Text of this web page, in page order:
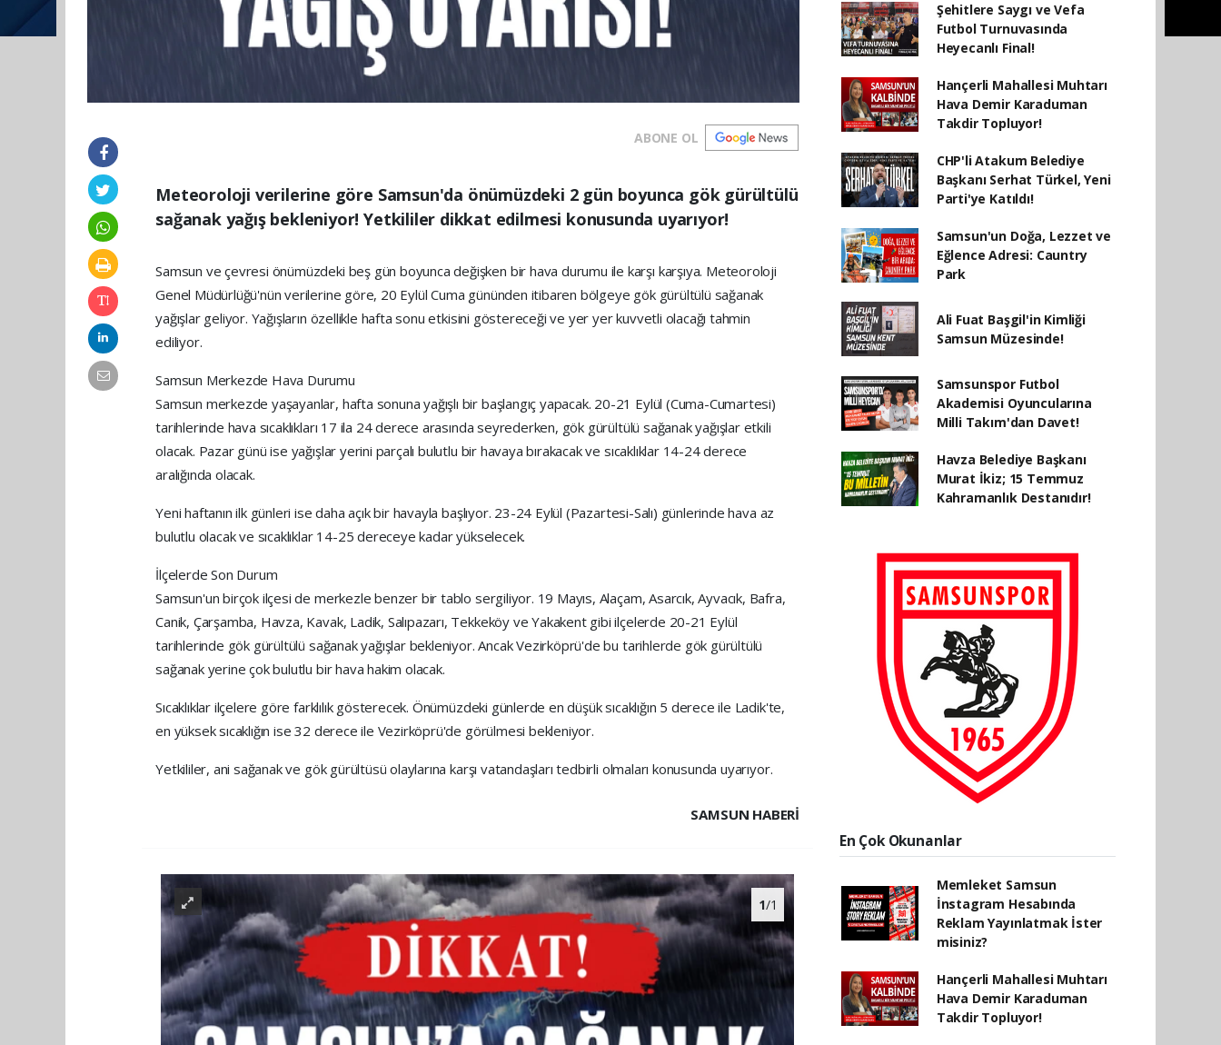
ABONE OL
Meteoroloji verilerine göre Samsun'da önümüzdeki 2 gün boyunca gök gürültülü
sağanak yağış bekleniyor! Yetkililer dikkat edilmesi konusunda uyarıyor!
Samsun ve çevresi önümüzdeki beş gün boyunca değişken bir hava durumu ile karşı karşıya. Meteoroloji
Genel Müdürlüğü'nün verilerine göre, 20 Eylül Cuma gününden itibaren bölgeye gök gürültülü sağanak
yağışlar geliyor. Yağışların özellikle hafta sonu etkisini göstereceği ve yer yer kuvvetli olacağı tahmin
ediliyor.
Samsun Merkezde Hava Durumu
Samsun merkezde yaşayanlar, hafta sonuna yağışlı bir başlangıç yapacak. 20-21 Eylül (Cuma-Cumartesi)
tarihlerinde hava sıcaklıkları 17 ila 24 derece arasında seyrederken, gök gürültülü sağanak yağışlar etkili
olacak. Pazar günü ise yağışlar yerini parçalı bulutlu bir havaya bırakacak ve sıcaklıklar 14-24 derece
aralığında olacak.
Yeni haftanın ilk günleri ise daha açık bir havayla başlıyor. 23-24 Eylül (Pazartesi-Salı) günlerinde hava az
bulutlu olacak ve sıcaklıklar 14-25 dereceye kadar yükselecek.
İlçelerde Son Durum
Samsun'un birçok ilçesi de merkezle benzer bir tablo sergiliyor. 19 Mayıs, Alaçam, Asarcık, Ayvacık, Bafra,
Canik, Çarşamba, Havza, Kavak, Ladik, Salıpazarı, Tekkeköy ve Yakakent gibi ilçelerde 20-21 Eylül
tarihlerinde gök gürültülü sağanak yağışlar bekleniyor. Ancak Vezirköprü'de bu tarihlerde gök gürültülü
sağanak yerine çok bulutlu bir hava hakim olacak.
Sıcaklıklar ilçelere göre farklılık gösterecek. Önümüzdeki günlerde en düşük sıcaklığın 5 derece ile Ladik'te,
en yüksek sıcaklığın ise 32 derece ile Vezirköprü'de görülmesi bekleniyor.
Yetkililer, ani sağanak ve gök gürültüsü olaylarına karşı vatandaşları tedbirli olmaları konusunda uyarıyor.
SAMSUN HABERİ
1/1
Şehitlere Saygı ve Vefa
Futbol Turnuvasında
Heyecanlı Final!
Hançerli Mahallesi Muhtarı
Hava Demir Karaduman
Takdir Topluyor!
CHP'li Atakum Belediye
Başkanı Serhat Türkel, Yeni
Parti'ye Katıldı!
Samsun'un Doğa, Lezzet ve
Eğlence Adresi: Cauntry
Park
Ali Fuat Başgil'in Kimliği
Samsun Müzesinde!
Samsunspor Futbol
Akademisi Oyuncularına
Milli Takım'dan Davet!
Havza Belediye Başkanı
Murat İkiz; 15 Temmuz
Kahramanlık Destanıdır!
En Çok Okunanlar
Memleket Samsun
İnstagram Hesabında
Reklam Yayınlatmak İster
misiniz?
Hançerli Mahallesi Muhtarı
Hava Demir Karaduman
Takdir Topluyor!